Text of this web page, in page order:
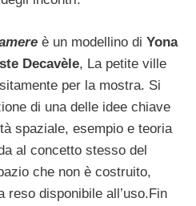
è un modellino di Yona
Decavèle, La petite ville
per la mostra. Si
di una delle idee chiave
spaziale, esempio e teoria
al concetto stesso del
che non è costruito,
reso disponibile all’uso.Fin